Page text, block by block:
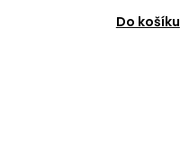
Do košíku